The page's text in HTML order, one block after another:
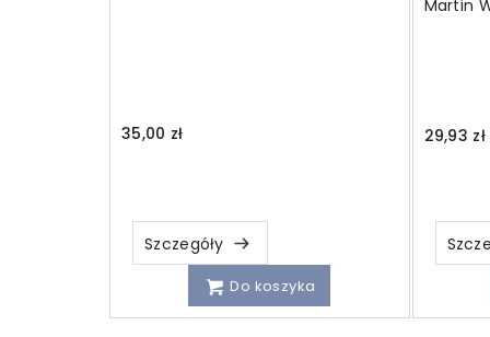
35,00 zł
Szczegóły
Do koszyka
Martin
29,93 zł